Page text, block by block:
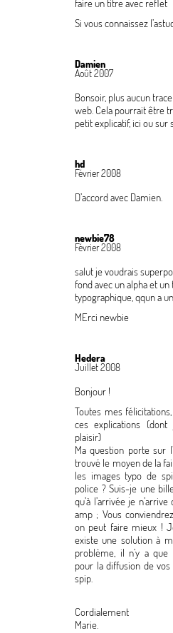
faire un titre avec reflet
Si vous connaissez
Damien
Août 2007
Bonsoir, plus aucun
web. Cela pourrait être
petit explicatif, ici ou
hd
Février 2008
D’accord avec Damien.
newbie78
Février 2008
salut je voudrais
fond avec un alpha et
typographique, qqun a
MErci newbie
Hedera
Juillet 2008
Bonjour !
Toutes mes
ces explications (dont
plaisir)
Ma question porte sur
trouvé le moyen de la
les images typo de
police ? Suis-je une
qu’à l’arrivée je
amp ; Vous
on peut faire mieux !
existe une solution à
problème, il n’y a
pour la diffusion de
spip.
Cordialement
Marie.